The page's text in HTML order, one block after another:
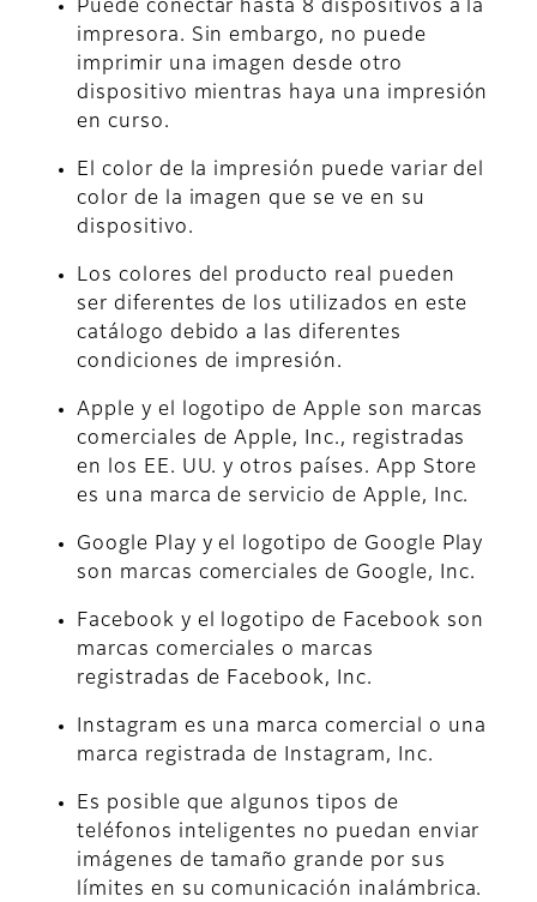
Puede conectar hasta 8 dispositivos a la
impresora. Sin embargo, no puede
imprimir una imagen desde otro
dispositivo mientras haya una impresión
en curso.
El color de la impresión puede variar del
color de la imagen que se ve en su
dispositivo.
Los colores del producto real pueden
ser diferentes de los utilizados en este
catálogo debido a las diferentes
condiciones de impresión.
Apple y el logotipo de Apple son marcas
comerciales de Apple, Inc., registradas
en los EE. UU. y otros países. App Store
es una marca de servicio de Apple, Inc.
Google Play y el logotipo de Google Play
son marcas comerciales de Google, Inc.
Facebook y el logotipo de Facebook son
marcas comerciales o marcas
registradas de Facebook, Inc.
Instagram es una marca comercial o una
marca registrada de Instagram, Inc.
Es posible que algunos tipos de
teléfonos inteligentes no puedan enviar
imágenes de tamaño grande por sus
límites en su comunicación inalámbrica.